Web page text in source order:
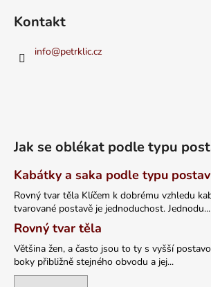
Kontakt
info@petrklic.cz
Jak se oblékat podle typu
Kabátky a saka podle typu
Rovný tvar těla Klíčem k dobrému vzhledu
tvarované postavě je jednoduchost. Jednodu...
Rovný tvar těla
Většina žen, a často jsou to ty s vyšší
boky přibližně stejného obvodu a jej...